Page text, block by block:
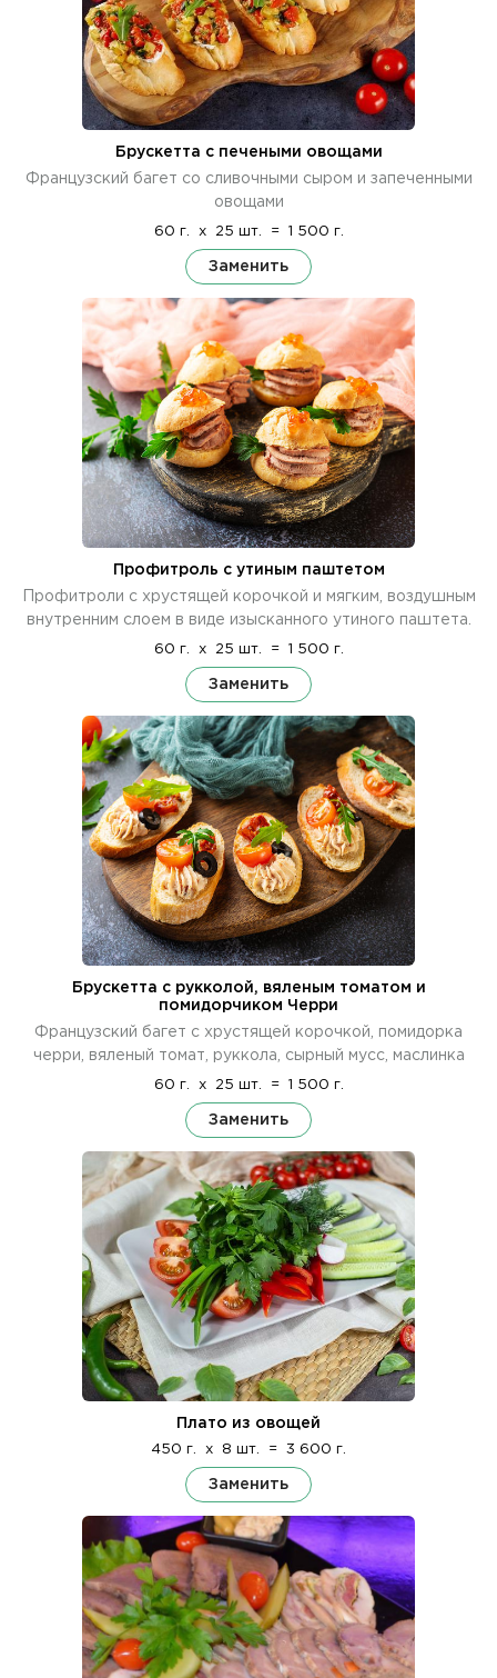
Брускетта с печеными овощами
Французский багет со сливочными сыром и запеченными
овощами
60 г. x 25 шт. = 1 500 г.
Заменить
Профитроль с утиным паштетом
Профитроли с хрустящей корочкой и мягким, воздушным
внутренним слоем в виде изысканного утиного паштета.
60 г. x 25 шт. = 1 500 г.
Заменить
Брускетта с рукколой, вяленым томатом и
помидорчиком Черри
Французский багет с хрустящей корочкой, помидорка
черри, вяленый томат, руккола, сырный мусс, маслинка
60 г. x 25 шт. = 1 500 г.
Заменить
Плато из овощей
450 г. x 8 шт. = 3 600 г.
Заменить